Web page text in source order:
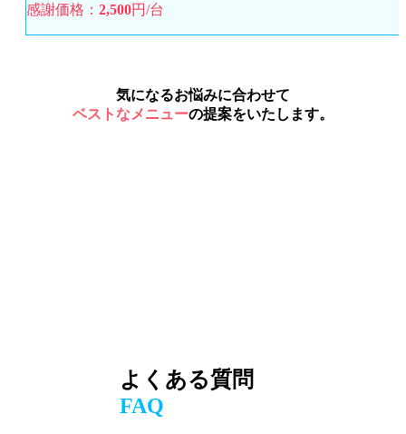
感謝価格： 2,500円/台
気になるお悩みに合わせて
ベストなメニューの提案をいたします。
よくある質問
FAQ